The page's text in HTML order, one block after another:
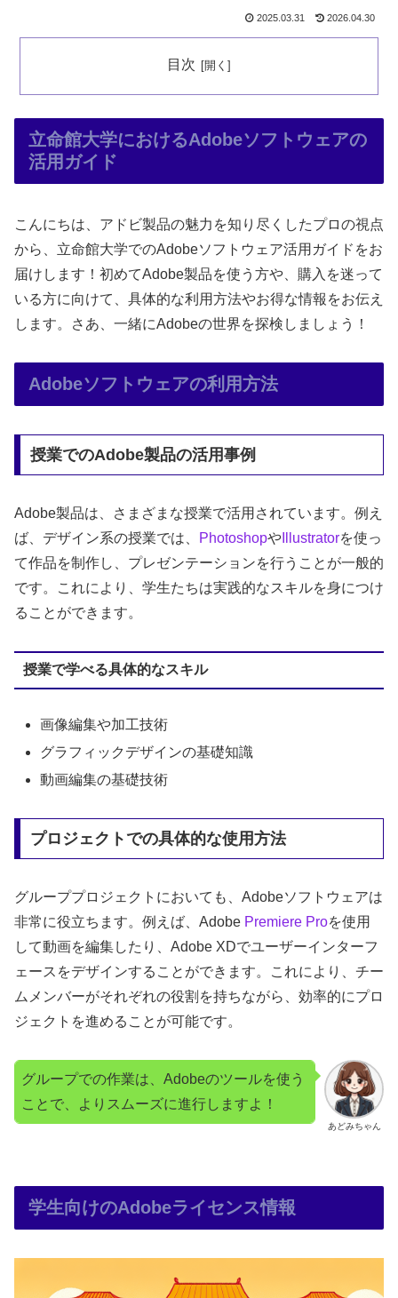
2025.03.31 2026.04.30
目次
立命館大学におけるAdobeソフトウェアの
活用ガイド
こんにちは、アドビ製品の魅力を知り尽くしたプロの視点
から、立命館大学でのAdobeソフトウェア活用ガイドをお
届けします！初めてAdobe製品を使う方や、購入を迷って
いる方に向けて、具体的な利用方法やお得な情報をお伝え
します。さあ、一緒にAdobeの世界を探検しましょう！
Adobeソフトウェアの利用方法
授業でのAdobe製品の活用事例
Adobe製品は、さまざまな授業で活用されています。例え
ば、デザイン系の授業では、
Photoshopや Illustratorを使っ
て作品を制作し、プレゼンテーションを行うことが一般的
です。これにより、学生たちは実践的なスキルを身につけ
ることができます。
授業で学べる具体的なスキル
画像編集や加工技術
グラフィックデザインの基礎知識
動画編集の基礎技術
プロジェクトでの具体的な使用方法
グループプロジェクトにおいても、Adobeソフトウェアは
非常に役立ちます。例えば、Adobe Premiere Proを使用
して動画を編集したり、Adobe XDでユーザーインターフ
ェースをデザインすることができます。これにより、チー
ムメンバーがそれぞれの役割を持ちながら、効率的にプロ
ジェクトを進めることが可能です。
あどみちゃん
グループでの作業は、Adobeのツールを使う
ことで、よりスムーズに進行しますよ！
学生向けのAdobeライセンス情報